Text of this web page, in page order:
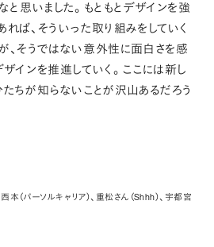
と思いました。もともとデザインを強
れば、そういった取り組みをしていく
、そうではない意外性に面白さを感
ザインを推進していく。ここには新し
たちが知らないことが沢山あるだろう
本（パーソルキャリア）、重松さん（Shhh）、宇都宮